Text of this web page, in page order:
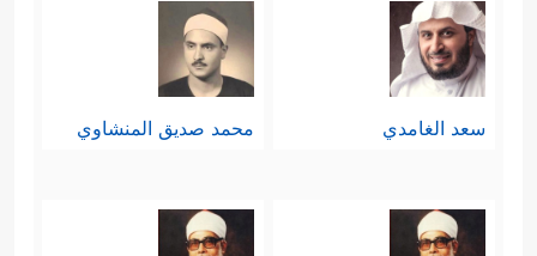
سعد الغامدي محمد صديق المنشاوي